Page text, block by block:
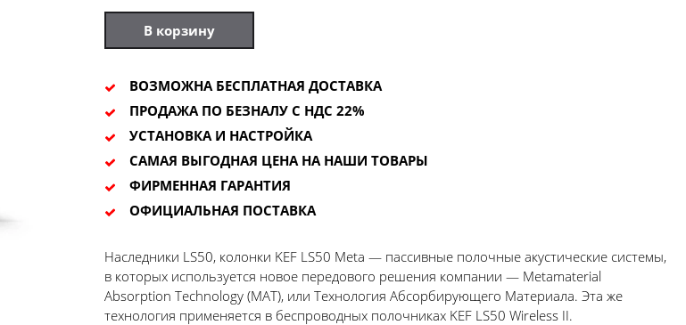
В корзину
ВОЗМОЖНА БЕСПЛАТНАЯ ДОСТАВКА
ПРОДАЖА ПО БЕЗНАЛУ С НДС 22%
УСТАНОВКА И НАСТРОЙКА
САМАЯ ВЫГОДНАЯ ЦЕНА НА НАШИ ТОВАРЫ
ФИРМЕННАЯ ГАРАНТИЯ
ОФИЦИАЛЬНАЯ ПОСТАВКА
Наследники LS50, колонки KEF LS50 Meta — пассивные полочные акустические системы,
в которых используется новое передового решения компании — Metamaterial
Absorption Technology (MAT), или Технология Абсорбирующего Материала. Эта же
технология применяется в беспроводных полочниках KEF LS50 Wireless II.